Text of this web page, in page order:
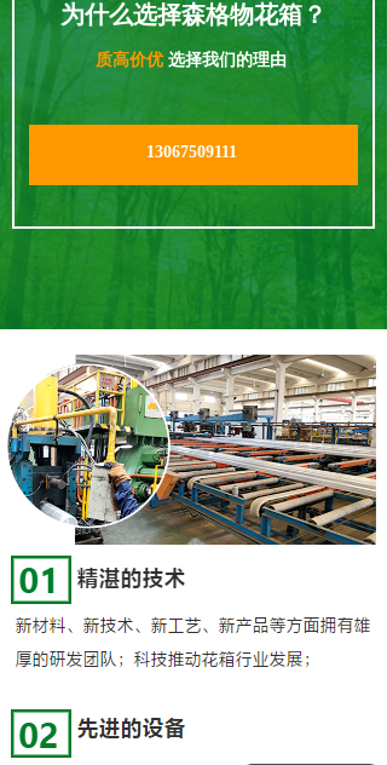
质高价优选择我们的理由
为什么选择森格物花箱？
13067509111